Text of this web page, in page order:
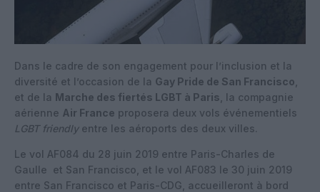
Dans le cadre de son engagement pour l’inclusion et la
diversité et l’occasion de la Gay Pride de San Francisco
et de la Marche des fiertés LGBT à Paris , la compagnie
aérienne Air France proposera deux vols événementiels
LGBT friendlyentre les aéroports des deux villes.
Le vol AF084 du 28 juin 2019 entre Paris-Charles de
Gaulle et San Francisco, et le vol AF083 le 30 juin 2019
entre San Francisco et Paris-CDG, accueilleront à bord